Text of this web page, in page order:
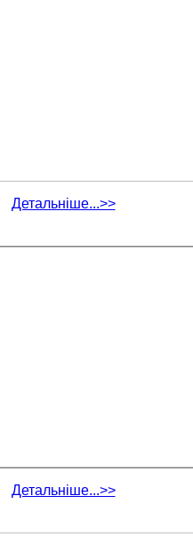
Детальніше...>>
Детальніше...>>